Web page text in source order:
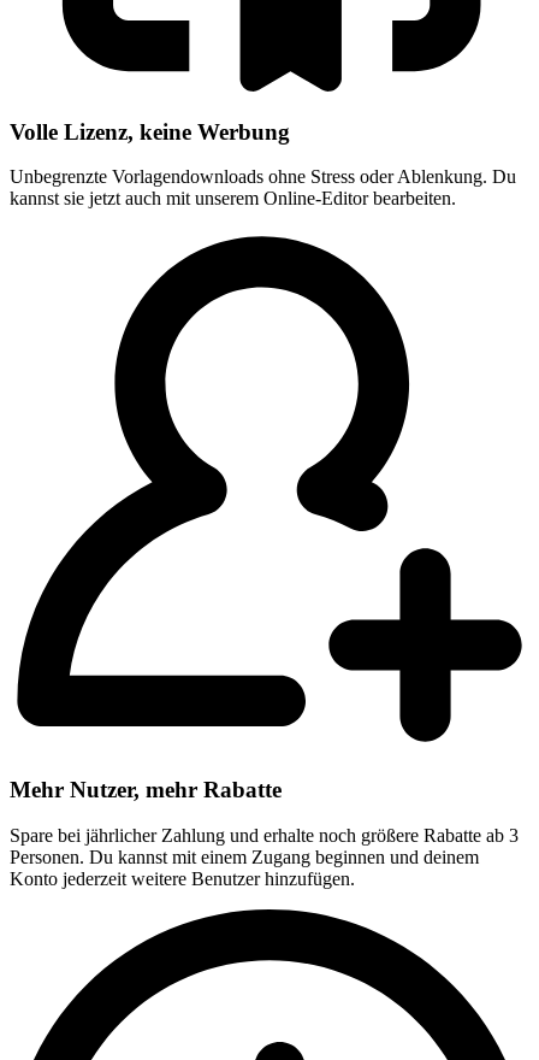
Volle Lizenz, keine Werbung
Unbegrenzte Vorlagendownloads ohne Stress oder Ablenkung. Du
kannst sie jetzt auch mit unserem Online-Editor bearbeiten.
Mehr Nutzer, mehr Rabatte
Spare bei jährlicher Zahlung und erhalte noch größere Rabatte ab 3
Personen. Du kannst mit einem Zugang beginnen und deinem
Konto jederzeit weitere Benutzer hinzufügen.